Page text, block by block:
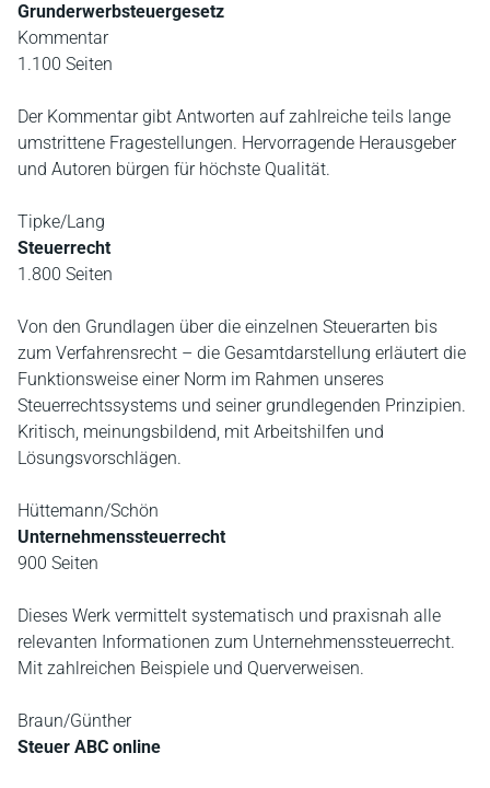
Grunderwerbsteuergesetz
Kommentar
1.100 Seiten
Der Kommentar gibt Antworten auf zahlreiche teils lange
umstrittene Fragestellungen. Hervorragende Herausgeber
und Autoren bürgen für höchste Qualität.
Tipke/Lang
Steuerrecht
1.800 Seiten
Von den Grundlagen über die einzelnen Steuerarten bis
zum Verfahrensrecht – die Gesamtdarstellung erläutert die
Funktionsweise einer Norm im Rahmen unseres
Steuerrechtssystems und seiner grundlegenden Prinzipien.
Kritisch, meinungsbildend, mit Arbeitshilfen und
Lösungsvorschlägen.
Hüttemann/Schön
Unternehmenssteuerrecht
900 Seiten
Dieses Werk vermittelt systematisch und praxisnah alle
relevanten Informationen zum Unternehmenssteuerrecht.
Mit zahlreichen Beispiele und Querverweisen.
Braun/Günther
Steuer ABC online